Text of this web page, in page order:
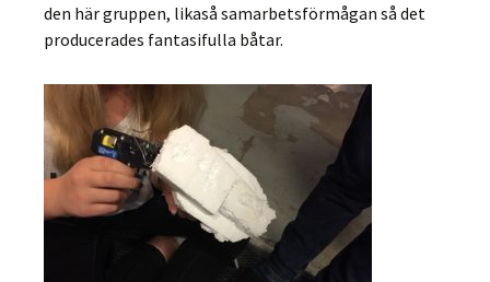
den här gruppen, likaså samarbetsförmågan så det
producerades fantasifulla båtar.